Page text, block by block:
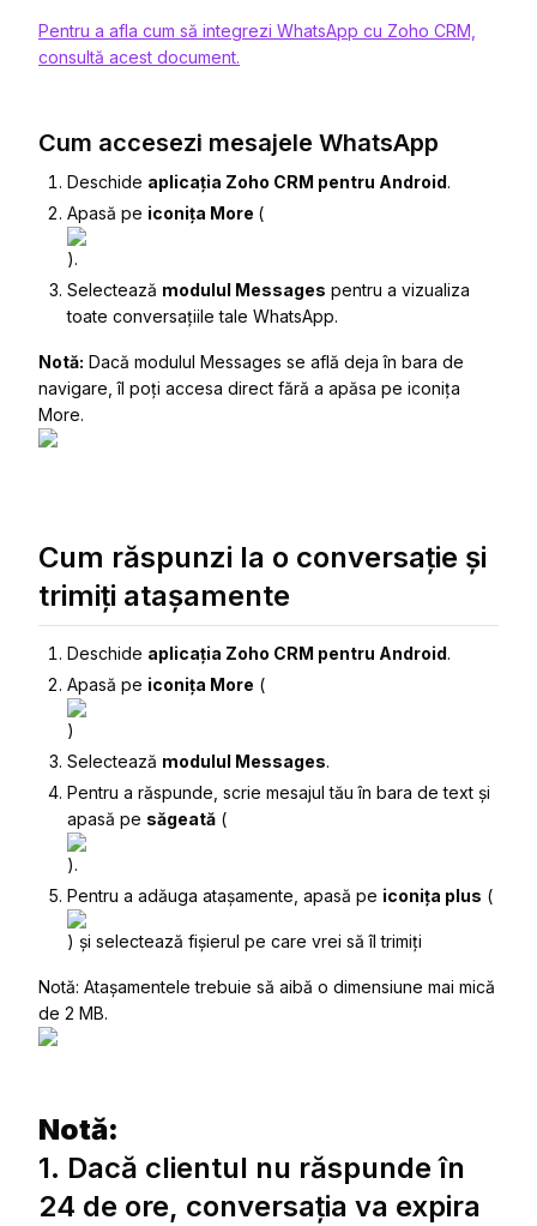
Pentru a afla cum să integrezi WhatsApp cu Zoho CRM,
consultă acest document.
Cum accesezi mesajele WhatsApp
Deschide aplicația Zoho CRM pentru Android.
Apasă pe iconița More (
).
Selectează modulul Messages pentru a vizualiza
toate conversațiile tale WhatsApp.
Notă: Dacă modulul Messages se află deja în bara de
navigare, îl poți accesa direct fără a apăsa pe iconița
More.
Cum răspunzi la o conversație și
trimiți atașamente
Deschide aplicația Zoho CRM pentru Android.
Apasă pe iconița More (
)
Selectează modulul Messages.
Pentru a răspunde, scrie mesajul tău în bara de text și
apasă pe săgeată (
).
Pentru a adăuga atașamente, apasă pe iconița plus (
) și selectează fișierul pe care vrei să îl trimiți
Notă: Atașamentele trebuie să aibă o dimensiune mai mică
de 2 MB.
Notă:
1. Dacă clientul nu răspunde în
24 de ore, conversația va expira